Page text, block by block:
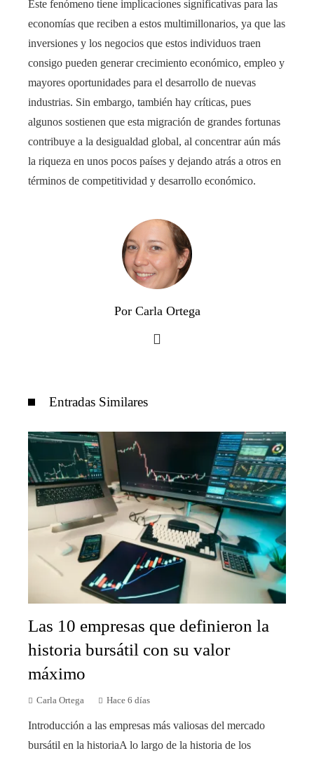
Este fenómeno tiene implicaciones significativas para las
economías que reciben a estos multimillonarios, ya que las
inversiones y los negocios que estos individuos traen
consigo pueden generar crecimiento económico, empleo y
mayores oportunidades para el desarrollo de nuevas
industrias. Sin embargo, también hay críticas, pues
algunos sostienen que esta migración de grandes fortunas
contribuye a la desigualdad global, al concentrar aún más
la riqueza en unos pocos países y dejando atrás a otros en
términos de competitividad y desarrollo económico.
Por Carla Ortega
Entradas Similares
Las 10 empresas que definieron la
historia bursátil con su valor
máximo
Carla Ortega Hace 6 días
Introducción a las empresas más valiosas del mercado
bursátil en la historiaA lo largo de la historia de los